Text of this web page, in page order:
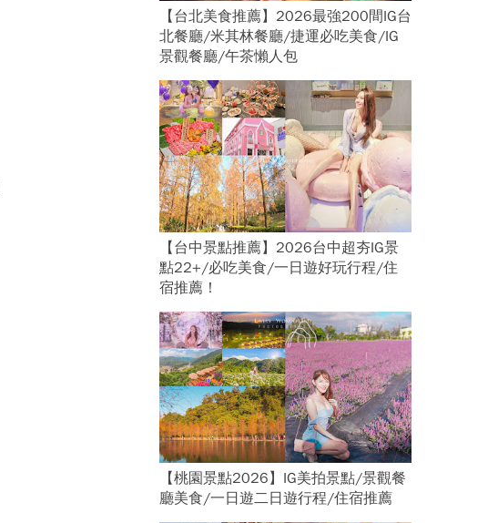
【台北美食推薦】2026最強200間IG台
北餐廳/米其林餐廳/捷運必吃美食/IG
景觀餐廳/午茶懶人包
【台中景點推薦】2026台中超夯IG景
點22+/必吃美食/一日遊好玩行程/住
宿推薦！
【桃園景點2026】IG美拍景點/景觀餐
廳美食/一日遊二日遊行程/住宿推薦